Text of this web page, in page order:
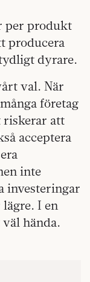
per produkt
producera
dyrare.
val. När
företag
riskerar att
acceptera
inte
investeringar
I en
hända.